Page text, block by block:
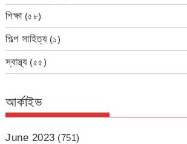
শিক্ষা(৫৮)
শিল্প সাহিত্য(১)
স্বাস্থ্য(৫৫)
আর্কাইভ
June 2023 (751)